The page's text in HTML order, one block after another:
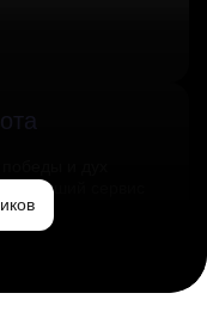
лучший сервис